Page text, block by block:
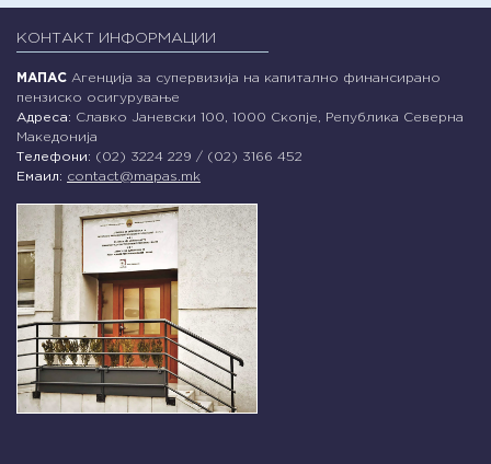
КОНТАКТ ИНФОРМАЦИИ
МАПАС Агенција за супервизија на капитално финансирано
пензиско осигурување
Адреса: Славко Јаневски 100, 1000 Скопје, Република Северна
Македонија
Телефони: (02) 3224 229 / (02) 3166 452
Емаил: contact@mapas.mk